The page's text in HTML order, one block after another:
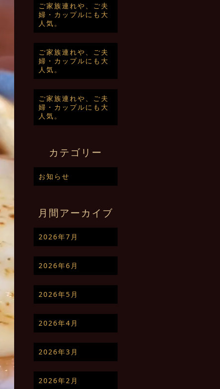
ご家族連れや、ご夫
婦・カップルにも大
人気。
ご家族連れや、ご夫
婦・カップルにも大
人気。
ご家族連れや、ご夫
婦・カップルにも大
人気。
カテゴリー
お知らせ
月間アーカイブ
2026年7月
2026年6月
2026年5月
2026年4月
2026年3月
2026年2月